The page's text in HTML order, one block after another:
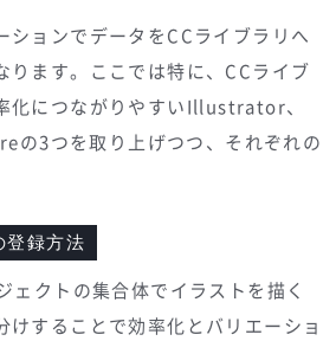
ションでデータをCCライブラリへ
ります。ここでは特に、CCライブ
化につながりやすいIllustrator、
3つを取り上げつつ、それぞれの
録方法
クトの集合体でイラストを描く
けすることで効率化とバリエーショ